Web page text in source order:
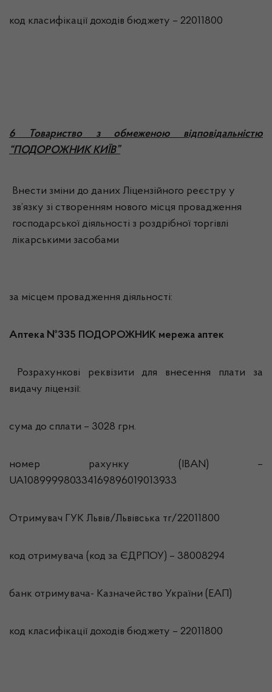
код класифікації доходів бюджету – 22011800
6 Товариство з обмеженою відповідальністю
“ПОДОРОЖНИК КИЇВ”
Внести зміни до даних Ліцензійного реєстру у
зв’язку зі створенням нового місця провадження
господарської діяльності з роздрібної торгівлі
лікарськими засобами
за місцем провадження діяльності:
Аптека №335 ПОДОРОЖНИК мережа аптек
Розрахункові реквізити для внесення плати за
видачу ліцензії:
сума до сплати – 3028 грн.
номер рахунку (IBAN) –
UA108999980334169896019013933
Отримувач ГУК Львiв/Львівська тг/22011800
код отримувача (код за ЄДРПОУ) – 38008294
банк отримувача- Казначейство України (ЕАП)
код класифікації доходів бюджету – 22011800